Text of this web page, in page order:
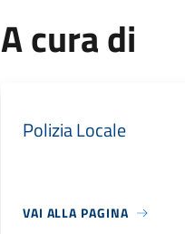
A cura di
Polizia Locale
VAI ALLA PAGINA